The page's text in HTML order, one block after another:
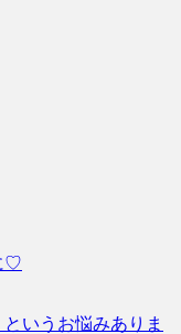
♡
いうお悩みありま